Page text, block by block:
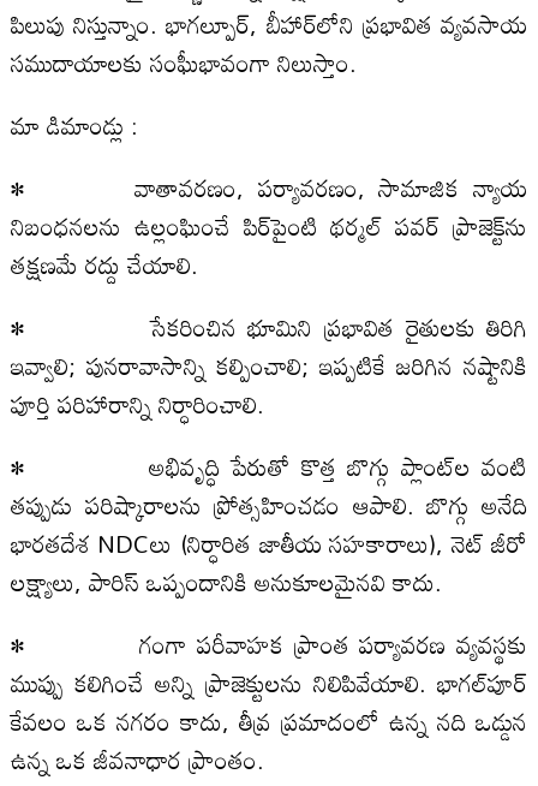
పిలుపు నిస్తున్నాం. భాగల్పూర్, బీహార్‌లోని ప్రభావిత వ్యవసాయ
సముదాయాలకు సంఘీభావంగా నిలుస్తాం.
మా డిమాండ్లు :
• వాతావరణం, పర్యావరణం, సామాజిక న్యాయ
నిబంధనలను ఉల్లంఘించే పిర్‌పైంటి థర్మల్ పవర్ ప్రాజెక్ట్‌‌ను
తక్షణమే రద్దు చేయాలి.
• సేకరించిన భూమిని ప్రభావిత రైతులకు తిరిగి
ఇవ్వాలి; పునరావాసాన్ని కల్పించాలి; ఇప్పటికే జరిగిన నష్టానికి
పూర్తి పరిహారాన్ని నిర్ధారించాలి.
• అభివృద్ధి పేరుతో కొత్త బొగ్గు ప్లాంట్‌ల వంటి
తప్పుడు పరిష్కారాలను ప్రోత్సహించడం ఆపాలి. బొగ్గు అనేది
భారతదేశ NDCలు (నిర్ధారిత జాతీయ సహకారాలు), నెట్ జీరో
లక్ష్యాలు, పారిస్ ఒప్పందానికి అనుకూలమైనవి కాదు.
• గంగా పరీవాహక ప్రాంత పర్యావరణ వ్యవస్థకు
ముప్పు కలిగించే అన్ని ప్రాజెక్టులను నిలిపివేయాలి. భాగల్‌పూర్
కేవలం ఒక నగరం కాదు, తీవ్ర ప్రమాదంలో ఉన్న నది ఒడ్డున
ఉన్న ఒక జీవనాధార ప్రాంతం.